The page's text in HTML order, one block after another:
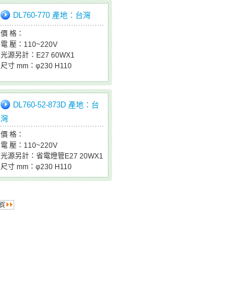
DL760-770 產地：台灣
價 格：
電 壓：110~220V
光源另計：E27 60WX1
尺寸 mm：φ230 H110
DL760-52-873D 產地：台
灣
價 格：
電 壓：110~220V
光源另計：省電燈管E27 20WX1
尺寸 mm：φ230 H110